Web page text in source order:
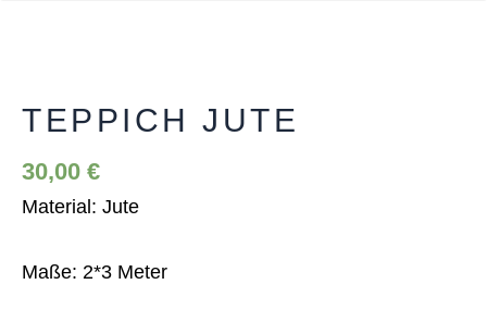
TEPPICH JUTE
30,00 €
Material: Jute
Maße: 2*3 Meter
Menge